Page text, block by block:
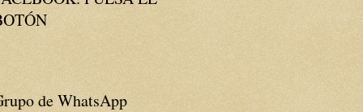
de WhatsApp